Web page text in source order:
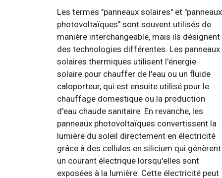
Les termes "panneaux solaires" et "panneaux
photovoltaïques" sont souvent utilisés de
manière interchangeable, mais ils désignent
des technologies différentes. Les panneaux
solaires thermiques utilisent l'énergie
solaire pour chauffer de l'eau ou un fluide
caloporteur, qui est ensuite utilisé pour le
chauffage domestique ou la production
d'eau chaude sanitaire. En revanche, les
panneaux photovoltaïques convertissent la
lumière du soleil directement en électricité
grâce à des cellules en silicium qui génèrent
un courant électrique lorsqu'elles sont
exposées à la lumière. Cette électricité peut